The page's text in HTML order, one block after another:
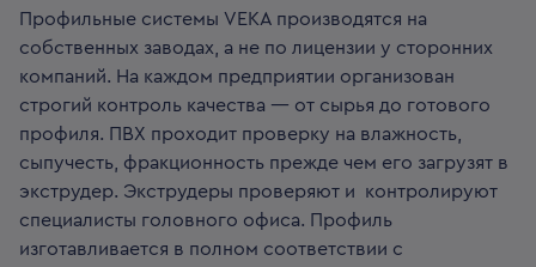
Профильные системы VEKA производятся на
собственных заводах, а не по лицензии у сторонних
компаний. На каждом предприятии организован
строгий контроль качества — от сырья до готового
профиля. ПВХ проходит проверку на влажность,
сыпучесть, фракционность прежде чем его загрузят в
экструдер. Экструдеры проверяют и контролируют
специалисты головного офиса. Профиль
изготавливается в полном соответствии с